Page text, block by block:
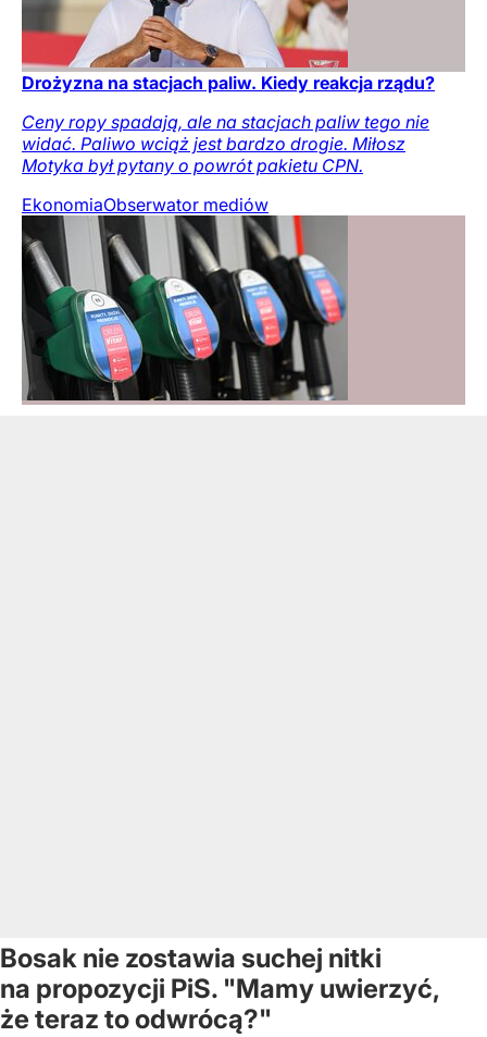
Drożyzna na stacjach paliw. Kiedy reakcja rządu?
Ceny ropy spadają, ale na stacjach paliw tego nie
widać. Paliwo wciąż jest bardzo drogie. Miłosz
Motyka był pytany o powrót pakietu CPN.
EkonomiaObserwator mediów
Bosak nie zostawia suchej nitki
na propozycji PiS. "Mamy uwierzyć,
że teraz to odwrócą?"